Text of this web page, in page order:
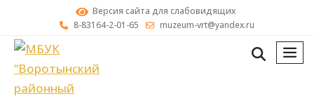
Версия сайта для слабовидящих
8-83164-2-01-65
muzeum-vrt@yandex.ru